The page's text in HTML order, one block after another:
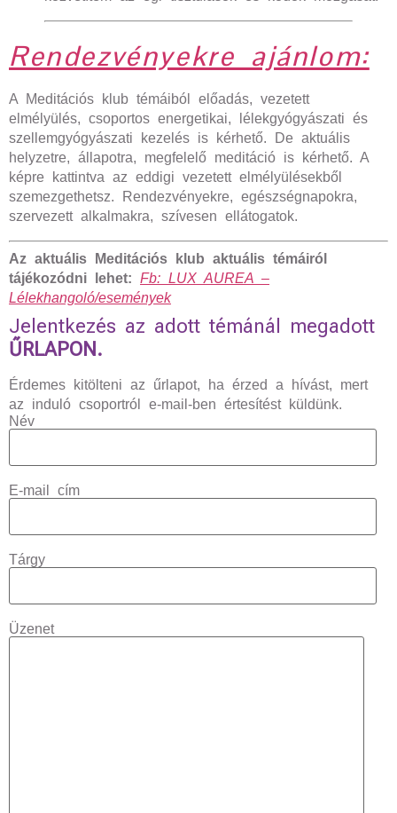
Rendezvényekre ajánlom:
A Meditációs klub témáiból előadás, vezetett
elmélyülés, csoportos energetikai, lélekgyógyászati és
szellemgyógyászati kezelés is kérhető. De aktuális
helyzetre, állapotra, megfelelő meditáció is kérhető. A
képre kattintva az eddigi vezetett elmélyülésekből
szemezgethetsz. Rendezvényekre, egészségnapokra,
szervezett alkalmakra, szívesen ellátogatok.
Az aktuális Meditációs klub aktuális témáiról
tájékozódni lehet: Fb: LUX AUREA –
Lélekhangoló/események
Jelentkezés az adott témánál megadott
ŰRLAPON.
Érdemes kitölteni az űrlapot, ha érzed a hívást, mert
az induló csoportról e-mail-ben értesítést küldünk.
Név
E-mail cím
Tárgy
Üzenet